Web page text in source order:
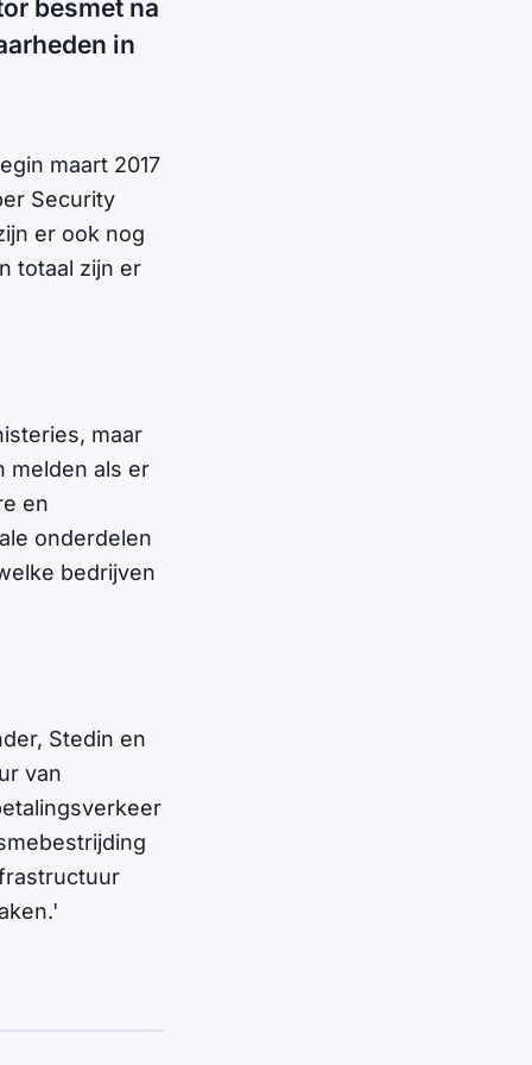
besmet na
in
maart 2017
Security
er ook nog
totaal zijn er
maar
melden als er
en
onderdelen
bedrijven
Stedin en
van